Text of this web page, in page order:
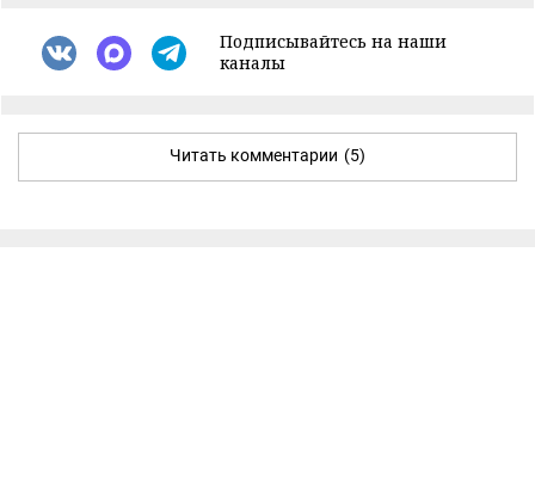
Подписывайтесь на наши
каналы
Читать комментарии (5)